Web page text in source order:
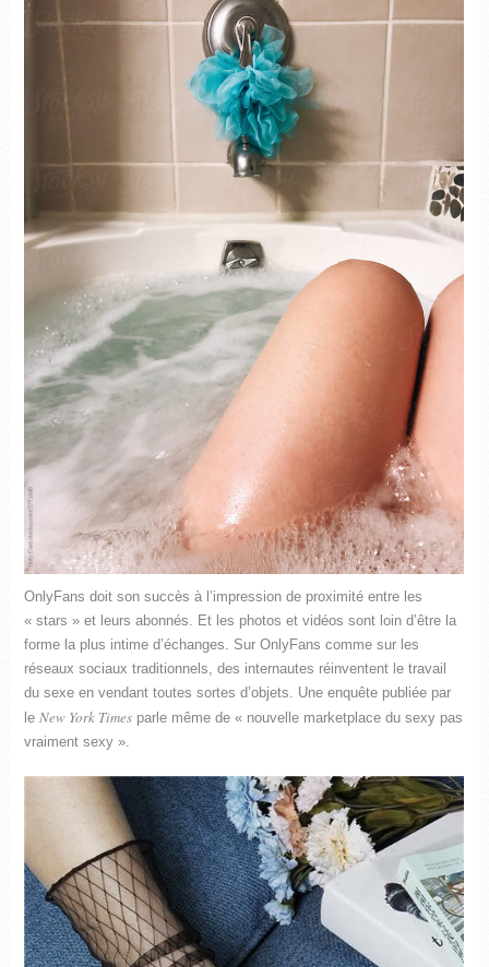
OnlyFans doit son succès à l’impression de proximité entre les
« stars » et leurs abonnés. Et les photos et vidéos sont loin d’être la
forme la plus intime d’échanges. Sur OnlyFans comme sur les
réseaux sociaux traditionnels, des internautes réinventent le travail
du sexe en vendant toutes sortes d’objets. Une enquête publiée par
le New York Timesparle même de « nouvelle marketplace du sexy pas
vraiment sexy ».